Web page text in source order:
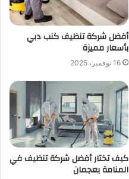
أفضل شركة تنظيف كنب دبي
بأسعار مميزة
16 نوفمبر، 2025
كيف تختار أفضل شركة تنظيف في
المنامة بعجمان